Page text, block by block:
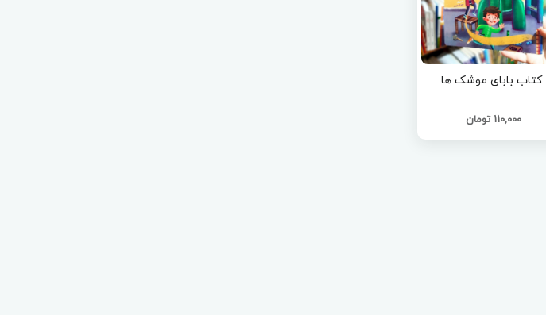
کتاب بابای موشک ها
110,000 تومان